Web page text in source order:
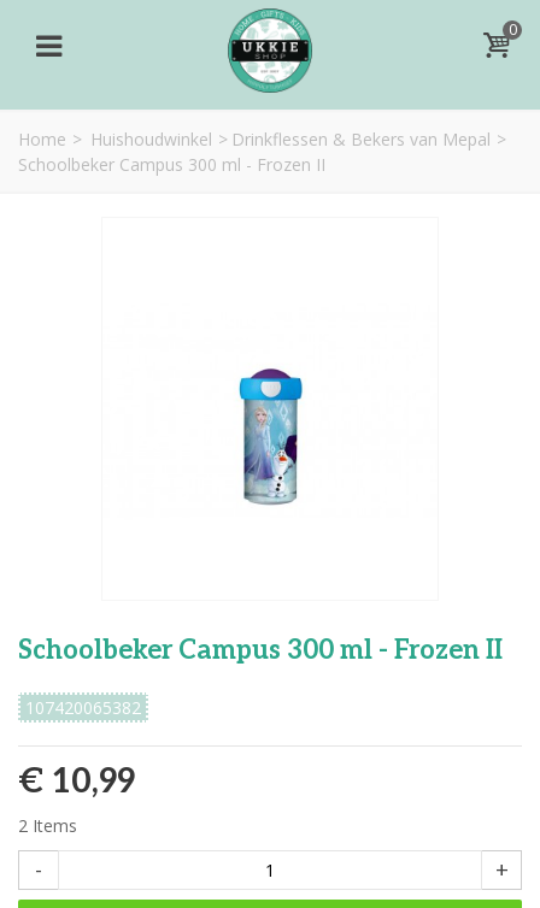
0
Home > Huishoudwinkel > Drinkflessen & Bekers van Mepal >
Schoolbeker Campus 300 ml - Frozen II
Schoolbeker Campus 300 ml - Frozen II
107420065382
€ 10,99
2 Items
- +